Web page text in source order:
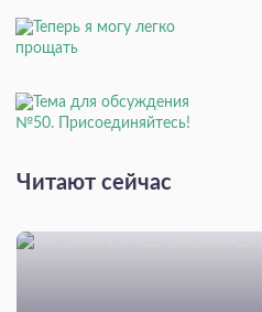
Читают сейчас